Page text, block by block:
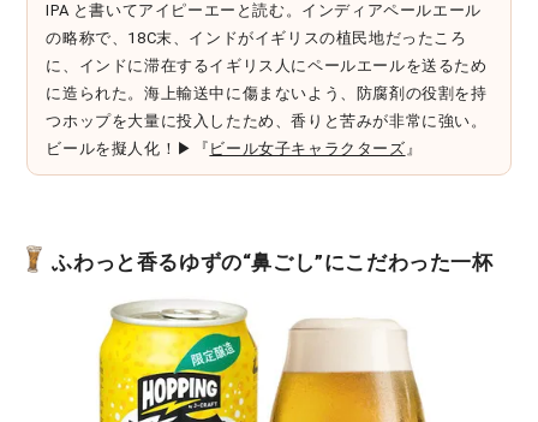
IPA と書いてアイピーエーと読む。インディアペールエール
の略称で、18C末、インドがイギリスの植民地だったころ
に、インドに滞在するイギリス人にペールエールを送るため
に造られた。海上輸送中に傷まないよう、防腐剤の役割を持
つホップを大量に投入したため、香りと苦みが非常に強い。
ビールを擬人化！▶『 ビール女子キャラクターズ』
ふわっと香るゆずの“鼻ごし”にこだわった一杯